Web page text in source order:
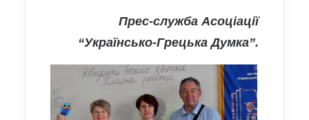
Прес-служба Асоціації
“Українсько-Грецька Думка”.